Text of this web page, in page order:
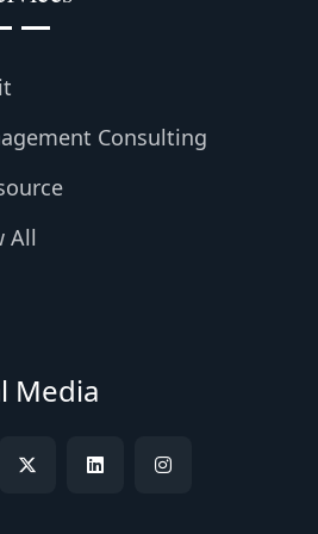
Consulting
All
Media